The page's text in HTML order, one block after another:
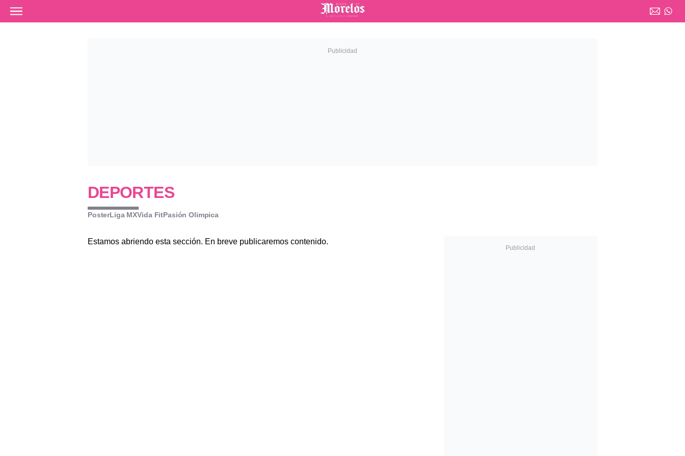
Ir al contenido principal
Diario de Morelos
DEPORTES
PosterLiga MXVida FitPasión Olimpica
Estamos abriendo esta sección. En breve publicaremos contenido.